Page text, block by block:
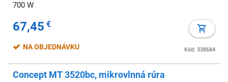
700 W
67,45 €
Kód: 338684
NA OBJEDNÁVKU
Concept MT 3520bc, mikrovlnná rúra